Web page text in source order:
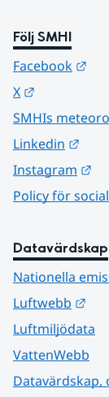
Följ SMHI
Facebook
X
SMHIs
Linkedin
Instagram
Policy för
Datavärdskap
Nationella
Luftwebb
Luftmiljödata
VattenWebb